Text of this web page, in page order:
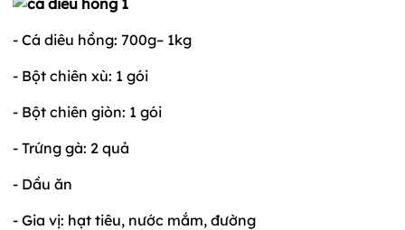
- Cá diêu hồng: 700g– 1kg
- Bột chiên xù: 1 gói
- Bột chiên giòn: 1 gói
- Trứng gà: 2 quả
- Dầu ăn
- Gia vị: hạt tiêu, nước mắm, đường